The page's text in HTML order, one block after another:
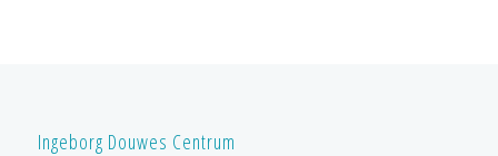
Ingeborg Douwes Centrum